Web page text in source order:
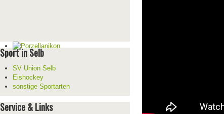
Sport in Selb
SV Union Selb
Eishockey
sonstige Sportarten
Service & Links